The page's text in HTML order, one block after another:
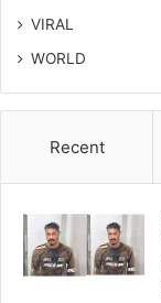
VIRAL
WORLD
Recent